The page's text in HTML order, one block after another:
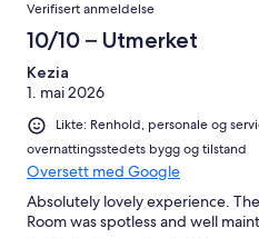
Verifisert anmeldelse
10/10 – Utmerket
Kezia
1. mai 2026
Likte: Renhold, personale og
overnattingsstedets bygg og tilstand
Oversett med Google
Absolutely lovely experience.
Room was spotless and well